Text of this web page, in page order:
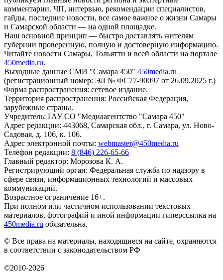
комментарии. ЧП, интервью, рекомендации специалистов,
гайды, последние новости, все самое важное о жизни Самары
и Самарской области — на одной площадке.
Наш основной принцип — быстро доставлять жителям
губернии проверенную, полную и достоверную информацию.
Читайте новости Самары, Тольятти и всей области на портале
450media.ru.
Выходные данные СМИ "Самара 450" 450media.ru
(регистрационный номер: ЭЛ № ФС77-90097 от 26.09.2025 г.)
Форма распространения: сетевое издание.
Территория распространения: Российская Федерация,
зарубежные страны.
Учредитель: ГАУ СО "Медиаагентство "Самара 450"
Адрес редакции: 443068, Самарская обл., г. Самара, ул. Ново-
Садовая, д. 106, к. 106.
Адрес электронной почты: webmaster@450media.ru
Телефон редакции: 8 (846) 226-65-66
Главный редактор: Морозова К. А.
Регистрирующий орган: Федеральная служба по надзору в
сфере связи, информационных технологий и массовых
коммуникаций.
Возрастное ограничение 16+.
При полном или частичном использовании текстовых
материалов, фотографий и иной информации гиперссылка на
450media.ru обязательна.
© Все права на материалы, находящиеся на сайте, охраняются
в соответствии с законодательством РФ
©2010-2026